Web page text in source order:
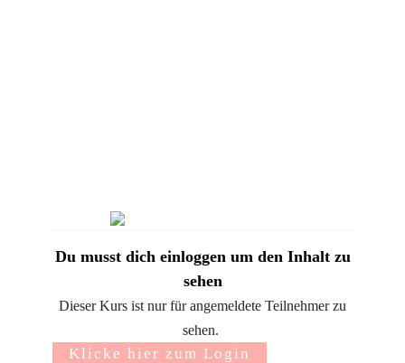
Du musst dich einloggen um den Inhalt zu
sehen
Dieser Kurs ist nur für angemeldete Teilnehmer zu
sehen.
Klicke hier zum Login